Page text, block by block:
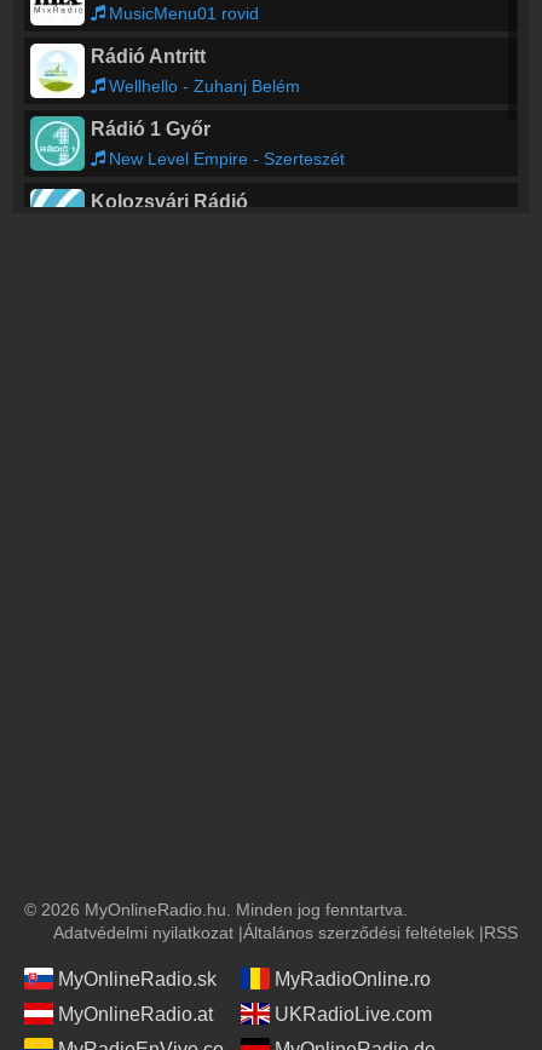
MusicMenu01 rovid
Rádió Antritt
Wellhello - Zuhanj Belém
Rádió 1 Győr
New Level Empire - Szerteszét
Kolozsvári Rádió
© 2026 MyOnlineRadio.hu. Minden jog fenntartva.
Adatvédelmi nyilatkozat |Általános szerződési feltételek |RSS
MyOnlineRadio.sk
MyRadioOnline.ro
MyOnlineRadio.at
UKRadioLive.com